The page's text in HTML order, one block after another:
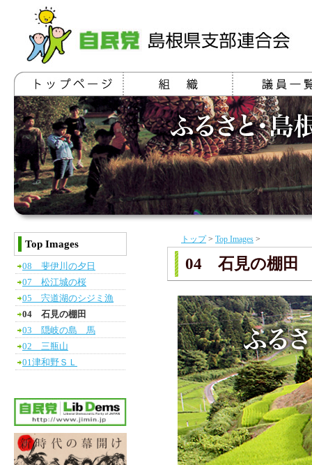
トップ> Top Images >
04 石見の棚田
Top Images
08 斐伊川の夕日
07 松江城の桜
05 宍道湖のシジミ漁
04 石見の棚田
03 隠岐の島 馬
02 三瓶山
01津和野ＳＬ